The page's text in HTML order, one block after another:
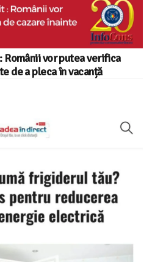
vor putea verifica
de a pleca în vacanță